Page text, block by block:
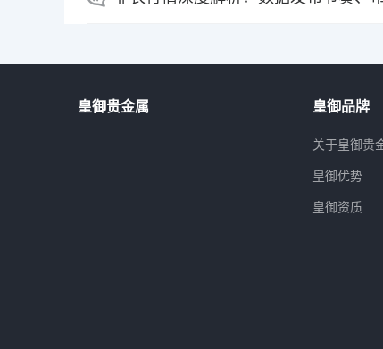
皇御贵金属 皇御品牌
关于皇御贵
皇御优势
皇御资质